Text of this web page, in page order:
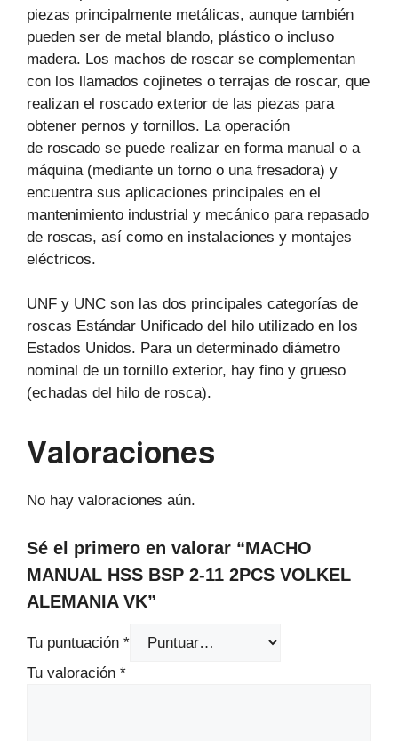
piezas principalmente metálicas, aunque también
pueden ser de metal blando, plástico o incluso
madera. Los machos de roscar se complementan
con los llamados cojinetes o terrajas de roscar, que
realizan el roscado exterior de las piezas para
obtener pernos y tornillos. La operación
de roscado se puede realizar en forma manual o a
máquina (mediante un torno o una fresadora) y
encuentra sus aplicaciones principales en el
mantenimiento industrial y mecánico para repasado
de roscas, así como en instalaciones y montajes
eléctricos.
UNF y UNC son las dos principales categorías de
roscas Estándar Unificado del hilo utilizado en los
Estados Unidos. Para un determinado diámetro
nominal de un tornillo exterior, hay fino y grueso
(echadas del hilo de rosca).
Valoraciones
No hay valoraciones aún.
Sé el primero en valorar “MACHO
MANUAL HSS BSP 2-11 2PCS VOLKEL
ALEMANIA VK”
Tu puntuación *
Tu valoración *